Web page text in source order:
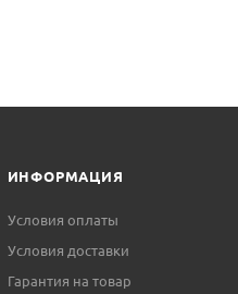
ИНФОРМАЦИЯ
Условия оплаты
Условия доставки
Гарантия на товар